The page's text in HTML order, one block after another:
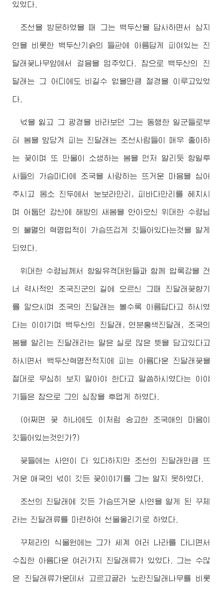
있었다.
조선을 방문하였을 때 그는 백두산을 답사하면서 삼지
연을 비롯한 백두산기슭의 들판에 아름답게 피여있는 진
달래꽃나무앞에서 걸음을 멈추었다. 참으로 백두산의 진
달래는 그 어디에도 비길수 없을만큼 절경을 이루고있었
다.
넋을 잃고 그 광경을 바라보던 그는 동행한 일군들로부
터 봄을 앞당겨 피는 진달래는 조선사람들이 매우 좋아하
는 꽃이며 또 만물이 소생하는 봄을 먼저 알리듯 항일투
사들의 가슴마다에 조국을 사랑하는 뜨거운 마음을 심어
주시고 몸소 진두에서 눈보라만리, 피바다만리를 헤치시
며 어둡던 강산에 해방의 새봄을 안아오신위대한 수령님
의 불멸의 혁명업적이 가슴뜨겁게 깃들어있다는것을 알게
되였다.
위대한 수령님께서 항일유격대원들과 함께 압록강을 건
너 력사적인 조국진군의 길에 오르신 그때 진달래꽃향기
를 맡으시며 조국의 진달래는 볼수록 아름답다고 하시였
다는 이야기며 백두산의 진달래, 연분홍색진달래, 조국의
봄을 알리는 진달래라는 말은 실로 많은 뜻을 담고있다고
하시면서 백두산혁명전적지에 피는 아름다운 진달래꽃을
절대로 무심히 보지 말아야 한다고 말씀하시였다는 이야
기들은 참으로 그의 심장을 후덥게 하였다.
(어쩌면 꽃 하나에도 이처럼 숭고한 조국애의 마음이
깃들어있는것인가?)
꽃들에는 사연이 다 있다하지만 조선의 진달래만큼 뜨
거운 애국의 넋이 깃든 꽃이야기를 그는 알지 못하였다.
조선의 진달래에 깃든 가슴뜨거운 사연을 알게 된 꾸체
라는 진달래류를 마련하여 선물올리기로 하였다.
꾸체라의 식물원에는 그가 세계 여러 나라를 다니면서
수집한 아름다운 여러가지 진달래류가 있었다. 그는 수많
은 진달래류가운데서 고르고골라 노란진달래나무를 비롯